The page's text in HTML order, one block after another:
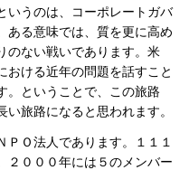
いうのは、コーポレートガバ
ある意味では、質を更に高め
のない戦いであります。米
おける近年の問題を話すこと
。ということで、この旅路
旅路になると思われます。
Ｏ法人であります。１１１
２０００年には５のメンバー